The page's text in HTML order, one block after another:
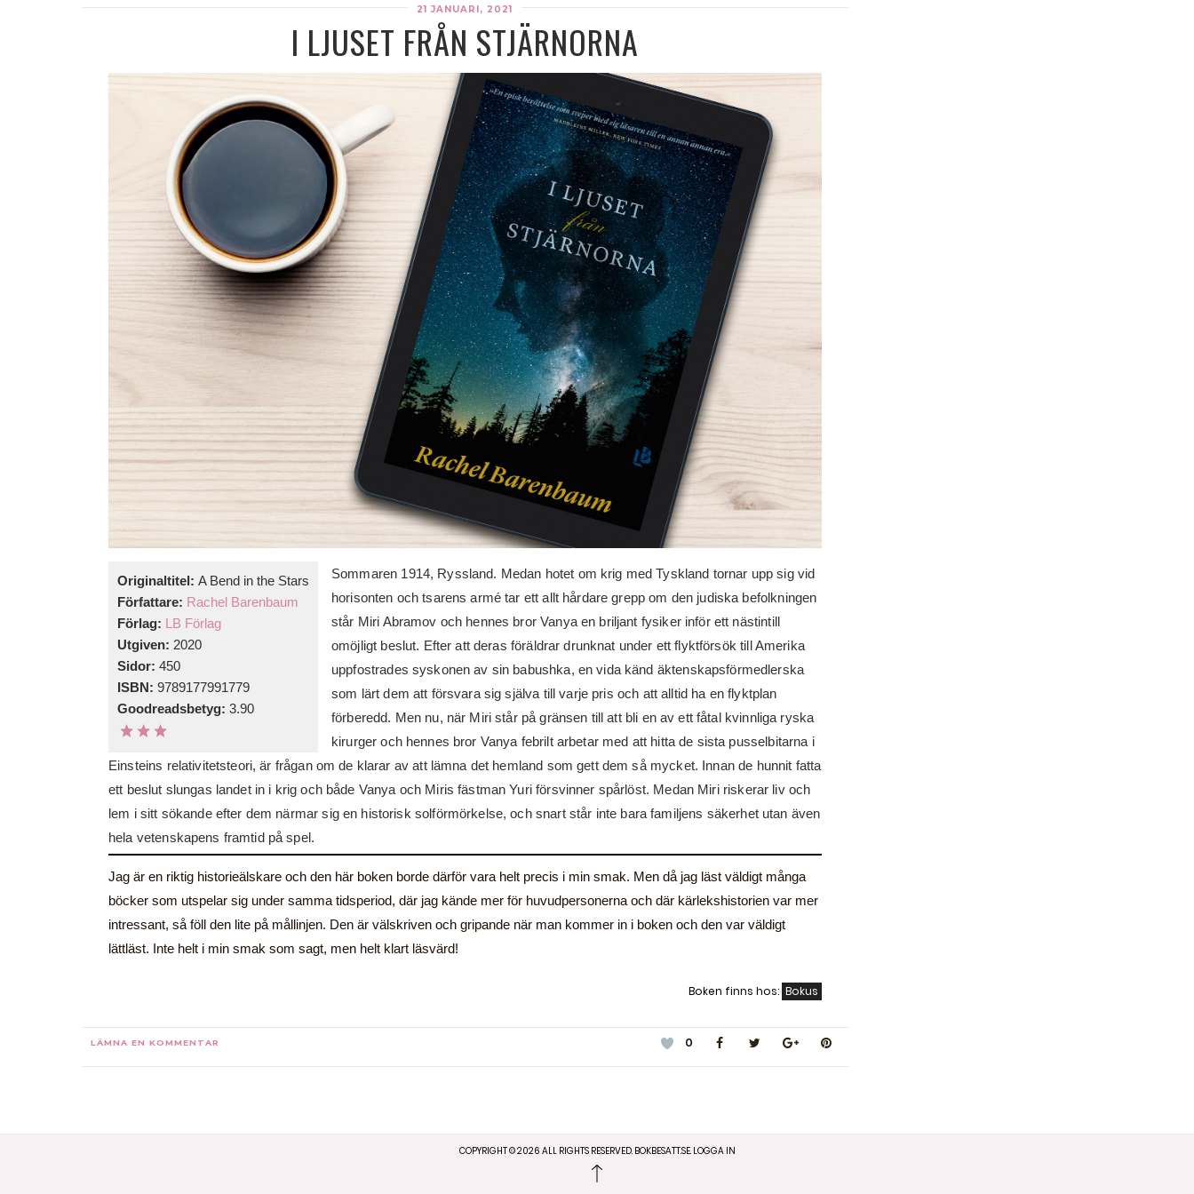
21 JANUARI, 2021
I LJUSET FRÅN STJÄRNORNA
Originaltitel: A Bend in the Stars
Författare: Rachel Barenbaum
Förlag: LB Förlag
Utgiven: 2020
Sidor: 450
ISBN: 9789177991779
Goodreadsbetyg: 3.90
Sommaren 1914, Ryssland. Medan hotet om krig med Tyskland tornar upp sig vid
horisonten och tsarens armé tar ett allt hårdare grepp om den judiska befolkningen
står Miri Abramov och hennes bror Vanya en briljant fysiker inför ett nästintill
omöjligt beslut. Efter att deras föräldrar drunknat under ett flyktförsök till Amerika
uppfostrades syskonen av sin babushka, en vida känd äktenskapsförmedlerska
som lärt dem att försvara sig själva till varje pris och att alltid ha en flyktplan
förberedd. Men nu, när Miri står på gränsen till att bli en av ett fåtal kvinnliga ryska
kirurger och hennes bror Vanya febrilt arbetar med att hitta de sista pusselbitarna i
Einsteins relativitetsteori, är frågan om de klarar av att lämna det hemland som gett dem så mycket. Innan de hunnit fatta
ett beslut slungas landet in i krig och både Vanya och Miris fästman Yuri försvinner spårlöst. Medan Miri riskerar liv och
lem i sitt sökande efter dem närmar sig en historisk solförmörkelse, och snart står inte bara familjens säkerhet utan även
hela vetenskapens framtid på spel.
Jag är en riktig historieälskare och den här boken borde därför vara helt precis i min smak. Men då jag läst väldigt många
böcker som utspelar sig under samma tidsperiod, där jag kände mer för huvudpersonerna och där kärlekshistorien var mer
intressant, så föll den lite på mållinjen. Den är välskriven och gripande när man kommer in i boken och den var väldigt
lättläst. Inte helt i min smak som sagt, men helt klart läsvärd!
Boken finns hos: Bokus
LÄMNA EN KOMMENTAR 0
COPYRIGHT ©2026 ALL RIGHTS RESERVED. BOKBESATT.SE. LOGGA IN